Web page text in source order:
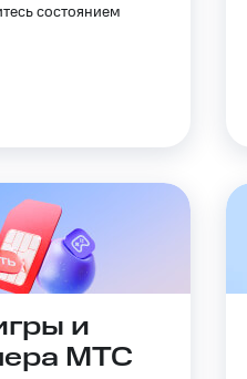
состоянием
и
МТС